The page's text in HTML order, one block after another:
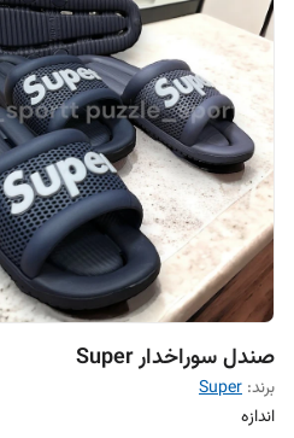
صندل سوراخدار Super
برند: Super
اندازه